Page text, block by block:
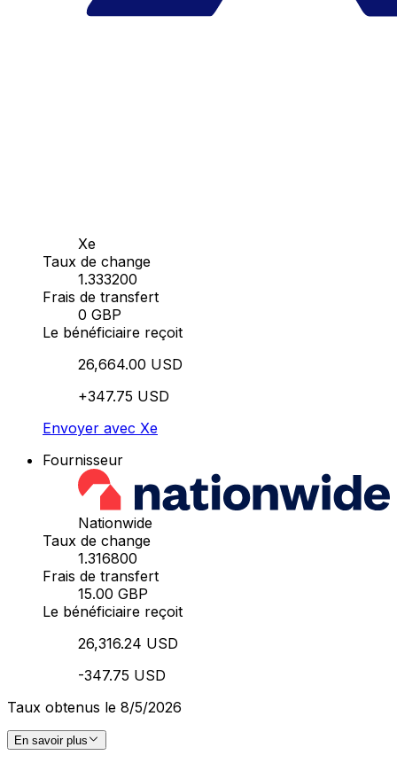
Xe
Taux de change
1.333200
Frais de transfert
0 GBP
Le bénéficiaire reçoit
26,664.00 USD
+347.75 USD
Envoyer avec Xe
Fournisseur
Nationwide
Taux de change
1.316800
Frais de transfert
15.00 GBP
Le bénéficiaire reçoit
26,316.24 USD
-347.75 USD
Taux obtenus le 8/5/2026
En savoir plus